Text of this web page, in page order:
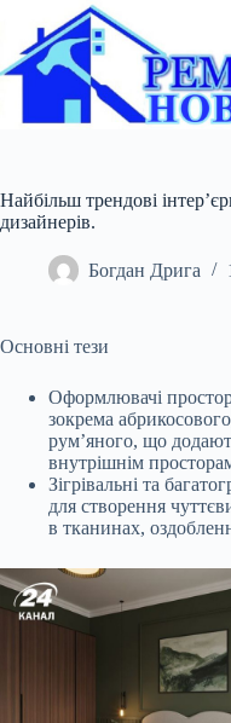
вмісту
Найбільш трендові
дизайнерів.
Богдан Дрига
Основні тези
Оформлювачі
зокрема
рум’яного, що
внутрішнім
Зігрівальні та
для створення
в тканинах,